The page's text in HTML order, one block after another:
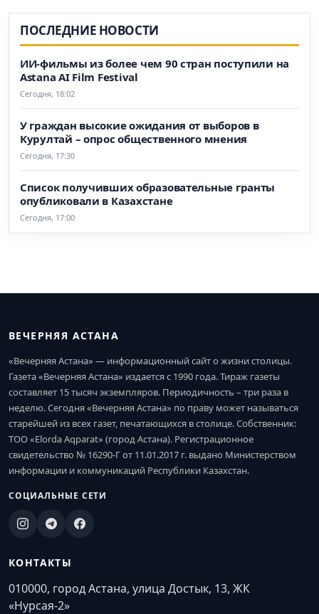
ПОСЛЕДНИЕ НОВОСТИ
ИИ-фильмы из более чем 90 стран поступили на
Astana AI Film Festival
Сегодня, 18:02
У граждан высокие ожидания от выборов в
Курултай – опрос общественного мнения
Сегодня, 17:30
Список получивших образовательные гранты
опубликовали в Казахстане
Сегодня, 17:00
ВЕЧЕРНЯЯ АСТАНА
«Вечерняя Астана» — информационный сайт о жизни столицы.
Газета «Вечерняя Астана» издается с 1990 года. Тираж газеты
составляет 15 тысяч экземпляров. Периодичность – три раза в
неделю. Сегодня «Вечерняя Астана» по праву может называться
старейшей из всех газет, печатающихся в столице. Собственник:
ТОО «Elorda Aqparat» (город Астана). Регистрационное
свидетельство № 16290-Г от 11.01.2017 г. выдано Министерством
информации и коммуникаций Республики Казахстан.
СОЦИАЛЬНЫЕ СЕТИ
КОНТАКТЫ
010000, город Астана, улица Достык, 13, ЖК
«Нурсая-2»